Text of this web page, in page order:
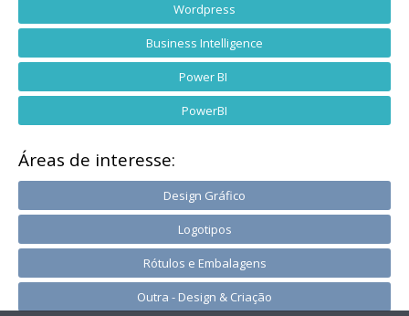
Wordpress
Business Intelligence
Power BI
PowerBI
Áreas de interesse:
Design Gráfico
Logotipos
Rótulos e Embalagens
Outra - Design & Criação